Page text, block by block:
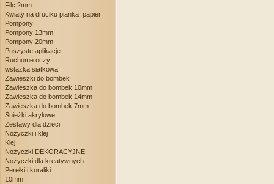
Filc 2mm
Kwiaty na druciku pianka, papier
Pompony
Pompony 13mm
Pompony 20mm
Puszyste aplikacje
Ruchome oczy
wstążka siatkowa
Zawieszki do bombek
Zawieszka do bombek 10mm
Zawieszka do bombek 14mm
Zawieszka do bombek 7mm
Śnieżki akrylowe
Zestawy dla dzieci
Nożyczki i klej
Klej
Nożyczki DEKORACYJNE
Nożyczki dla kreatywnych
Perełki i koraliki
10mm